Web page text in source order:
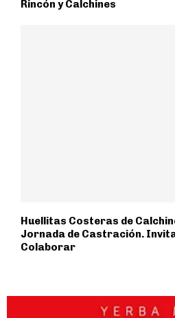
Rincón y Calchines
Huellitas Costeras de
Jornada de Castración.
Colaborar